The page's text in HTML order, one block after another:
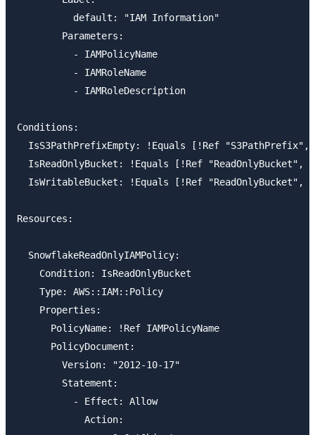
          default: "IAM Information"
        Parameters:
          - IAMPolicyName
          - IAMRoleName
          - IAMRoleDescription
Conditions:
IsS3PathPrefixEmpty: !Equals [!Ref "S3PathPrefix",
IsReadOnlyBucket: !Equals [!Ref "ReadOnlyBucket",
IsWritableBucket: !Equals [!Ref "ReadOnlyBucket",
Resources:
  SnowflakeReadOnlyIAMPolicy:
    Condition: IsReadOnlyBucket
    Type: AWS::IAM::Policy
    Properties:
      PolicyName: !Ref IAMPolicyName
      PolicyDocument:
        Version: "2012-10-17"
        Statement:
          - Effect: Allow
            Action: